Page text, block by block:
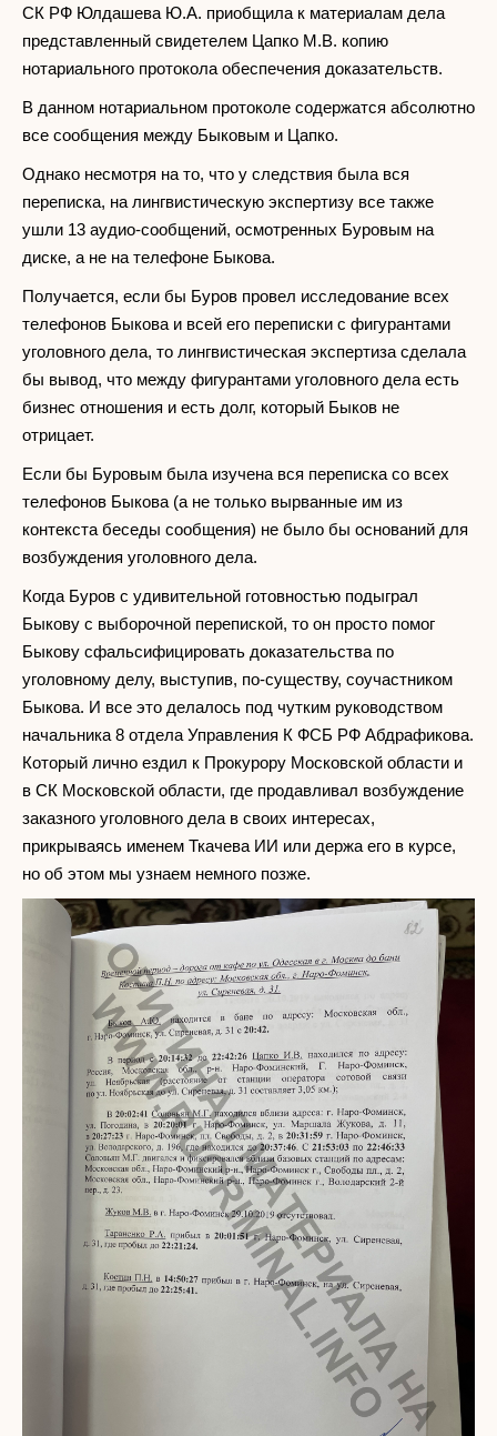
СК РФ Юлдашева Ю.А. приобщила к материалам дела
представленный свидетелем Цапко М.В. копию
нотариального протокола обеспечения доказательств.
В данном нотариальном протоколе содержатся абсолютно
все сообщения между Быковым и Цапко.
Однако несмотря на то, что у следствия была вся
переписка, на лингвистическую экспертизу все также
ушли 13 аудио-сообщений, осмотренных Буровым на
диске, а не на телефоне Быкова.
Получается, если бы Буров провел исследование всех
телефонов Быкова и всей его переписки с фигурантами
уголовного дела, то лингвистическая экспертиза сделала
бы вывод, что между фигурантами уголовного дела есть
бизнес отношения и есть долг, который Быков не
отрицает.
Если бы Буровым была изучена вся переписка со всех
телефонов Быкова (а не только вырванные им из
контекста беседы сообщения) не было бы оснований для
возбуждения уголовного дела.
Когда Буров с удивительной готовностью подыграл
Быкову с выборочной перепиской, то он просто помог
Быкову сфальсифицировать доказательства по
уголовному делу, выступив, по-существу, соучастником
Быкова. И все это делалось под чутким руководством
начальника 8 отдела Управления К ФСБ РФ Абдрафикова.
Который лично ездил к Прокурору Московской области и
в СК Московской области, где продавливал возбуждение
заказного уголовного дела в своих интересах,
прикрываясь именем Ткачева ИИ или держа его в курсе,
но об этом мы узнаем немного позже.